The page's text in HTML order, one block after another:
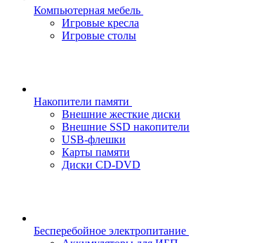
Компьютерная мебель
Игровые кресла
Игровые столы
Накопители памяти
Внешние жесткие диски
Внешние SSD накопители
USB-флешки
Карты памяти
Диски CD-DVD
Бесперебойное электропитание